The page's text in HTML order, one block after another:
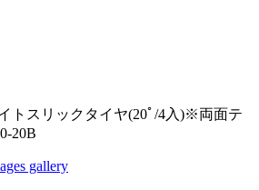
トスリックタイヤ(20ﾟ/4入)※両面テ
20B
gallery